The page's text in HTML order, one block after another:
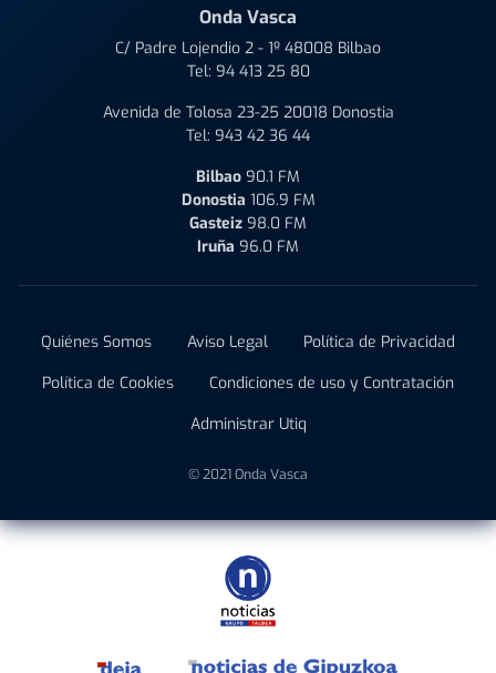
Onda Vasca
C/ Padre Lojendio 2 - 1º 48008 Bilbao
Tel: 94 413 25 80
Avenida de Tolosa 23-25 20018 Donostia
Tel: 943 42 36 44
Bilbao 90.1 FM
Donostia 106.9 FM
Gasteiz 98.0 FM
Iruña 96.0 FM
Quiénes Somos Aviso Legal
Política de Privacidad
Política de Cookies
Condiciones de uso y Contratación
Administrar Utiq
© 2021 Onda Vasca